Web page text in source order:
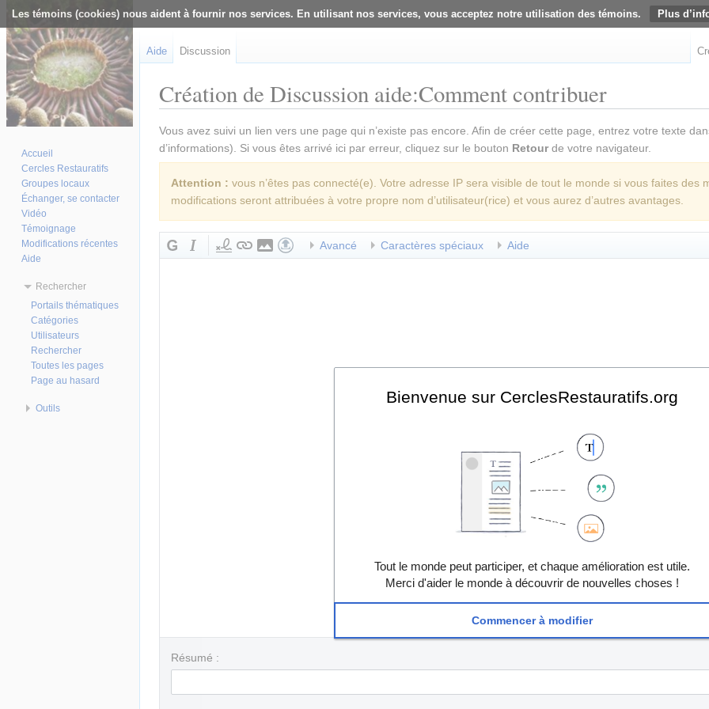
Les témoins (cookies) nous aident à fournir nos services. En utilisant nos services, vous acceptez notre utilisation des témoins. Plus
Création de Discussion aide:Comment contribuer
Vous avez suivi un lien vers une page qui n’existe pas encore. Afin de créer cette page, entrez votre texte
d’informations). Si vous êtes arrivé ici par erreur, cliquez sur le bouton Retourde votre navigateur.
Attention : vous n’êtes pas connecté(e). Votre adresse IP sera visible de tout le monde si vous faites des
modifications seront attribuées à votre propre nom d’utilisateur(rice) et vous aurez d’autres avantages.
Avancé Caractères spéciaux Aide
Résumé :
Aide Discussion
Accueil
Cercles Restauratifs
Groupes locaux
Échanger, se contacter
Vidéo
Témoignage
Modifications récentes
Aide
Rechercher
Portails thématiques
Catégories
Utilisateurs
Rechercher
Toutes les pages
Page au hasard
Outils
Bienvenue sur CerclesRestauratifs.org
Tout le monde peut participer, et chaque amélioration est utile.
Merci d'aider le monde à découvrir de nouvelles choses !
Commencer à modifier